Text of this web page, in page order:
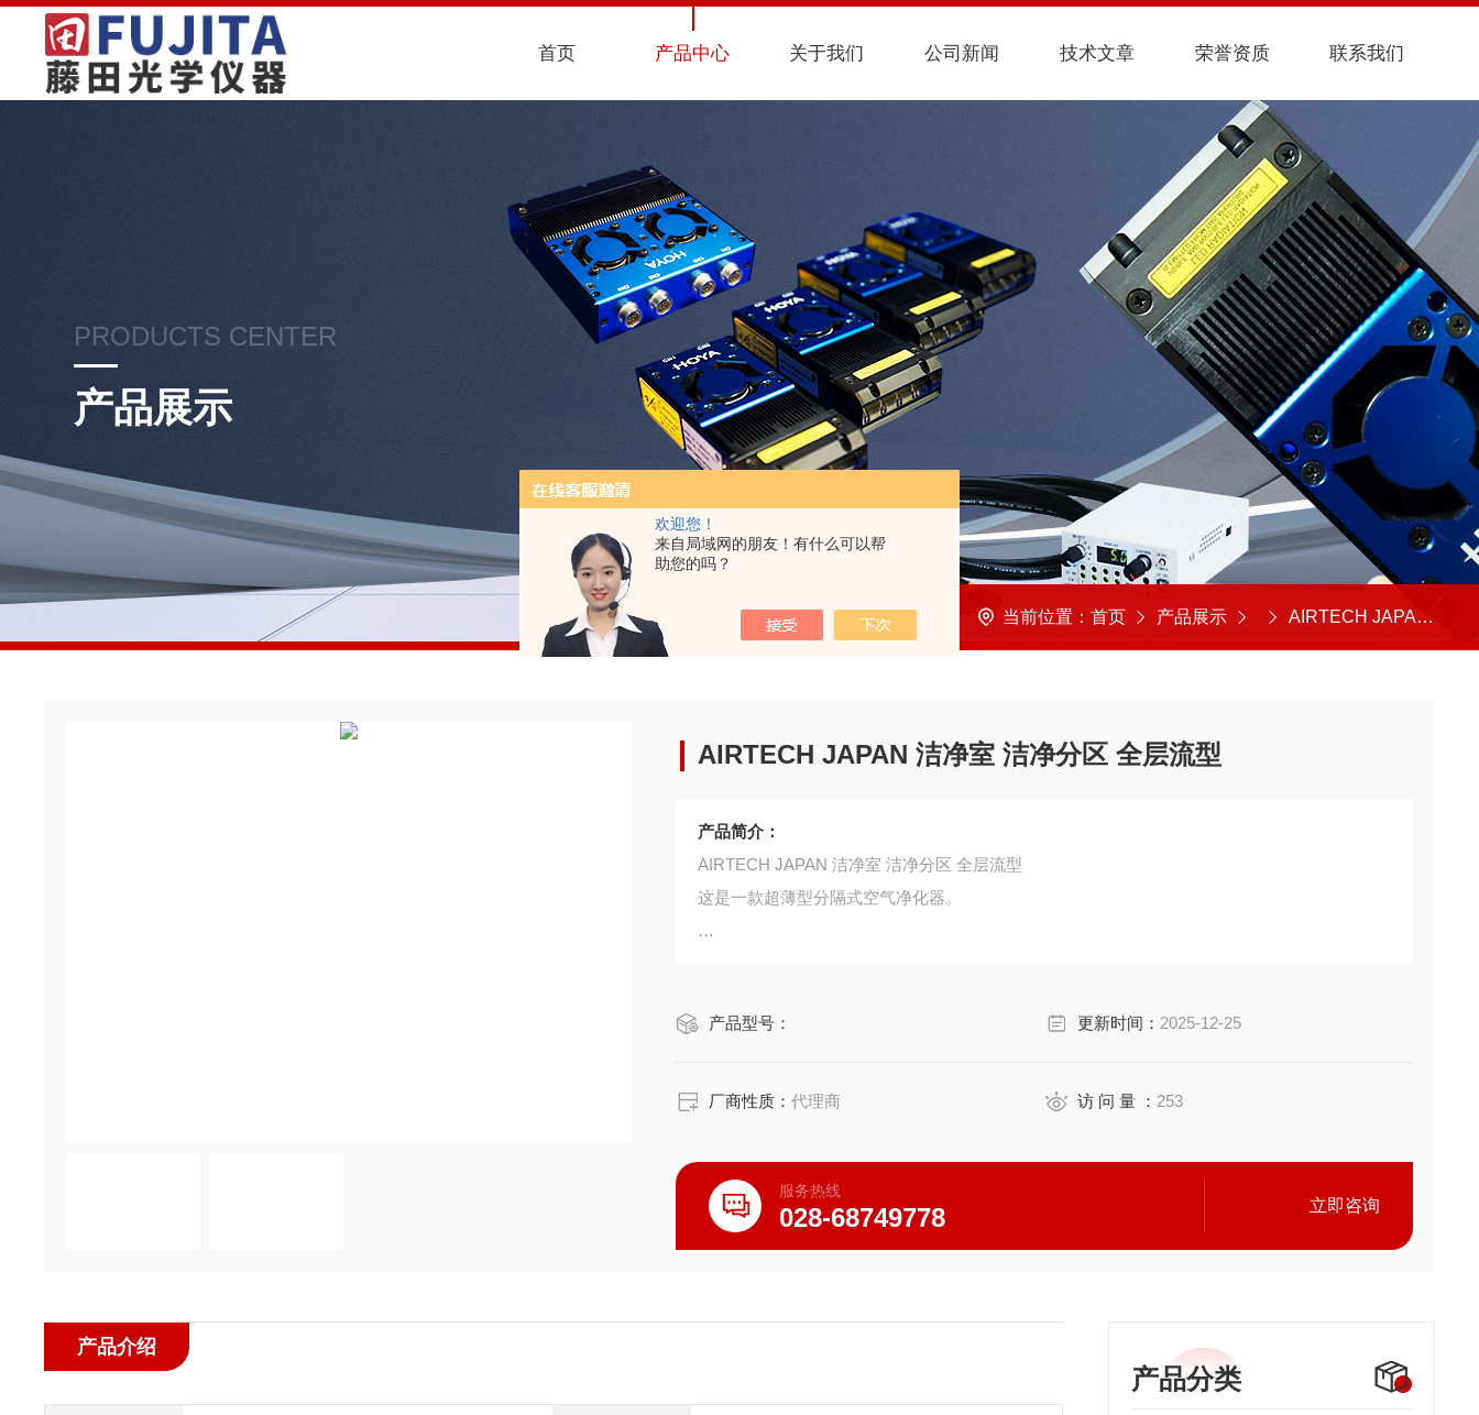
欢迎您！
来自局域网的朋友！有什么可以帮
助您的吗？
首页 产品中心 关于我们 公司新闻 技术文章 荣誉资质 联系我们
PRODUCTS CENTER
产品展示
当前位置： 首页 产品展示 AIRTECH JAPAN
AIRTECH JAPAN 洁净室 洁净分区 全层流型
产品简介：
AIRTECH JAPAN 洁净室 洁净分区 全层流型
这是一款超薄型分隔式空气净化器。
产品型号： 更新时间： 2025-12-25
厂商性质：代理商 访 问 量 ： 253
服务热线
028-68749778 立即咨询
产品分类
产品介绍